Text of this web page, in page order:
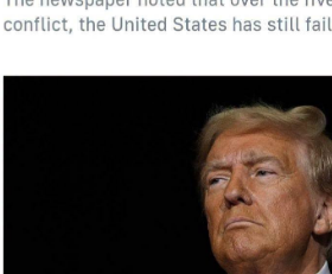
လမ်းကြောင်း တစ်ခုချင်းစီအတွက် အချ
ယ်လို့လည်း သတင်းမှာ အတိအကျ ဆိုထ
"အင်အားအလုံးအရင်း" သုံးပြီး အီရန်
ပ်မယ်ဆိုတဲ့ ရည်မှန်းချက်အပါအဝင် သူတို့
ေကို အခုချိန်ထိ အကောင်အထည် မဖော်
New York Times က မှတ်ချက်ပြုထ
မေရိကန်နဲ့ အီရန်ကြား အခုနောက်ဆုံး ဖ
တော့ ဇူလိုင်လ ၈ ရက်နေ့မှာ စတင်ခဲ့တာပ
နားလည်မှုစာချွန်လွှာ လက်မှတ်ရေးထို
န်က အီရန်ကို ပထမဆုံးအကြိမ် စတင်တိုက်